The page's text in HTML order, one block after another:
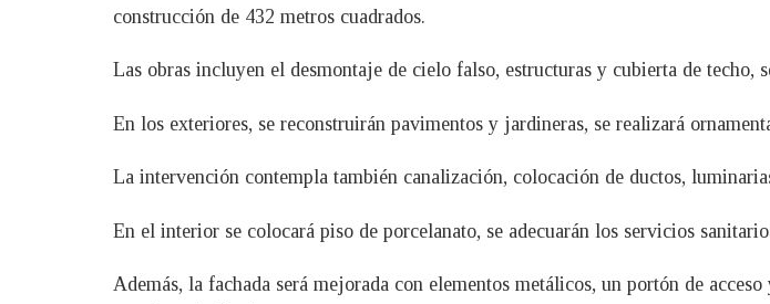
construcción de 432 metros cuadrados.
Las obras incluyen el desmontaje de cielo falso, estructuras y cubierta de techo,
En los exteriores, se reconstruirán pavimentos y jardineras, se realizará
La intervención contempla también canalización, colocación de ductos,
En el interior se colocará piso de porcelanato, se adecuarán los servicios
Además, la fachada será mejorada con elementos metálicos, un portón de